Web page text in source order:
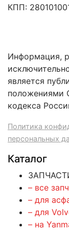
КПП:
Информация,
является
положениями
кодекса
Политика
персональных
Каталог
– все
– для
– для
– на